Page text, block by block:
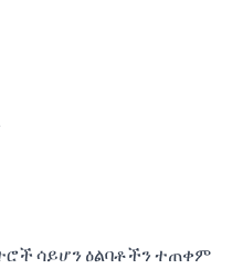
ሳይሆን ዕልባቶችን ተጠቀም